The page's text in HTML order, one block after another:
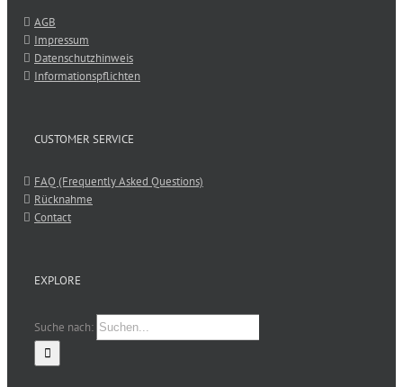
AGB
Impressum
Datenschutzhinweis
Informationspflichten
CUSTOMER SERVICE
FAQ (Frequently Asked Questions)
Rücknahme
Contact
EXPLORE
Suche nach: